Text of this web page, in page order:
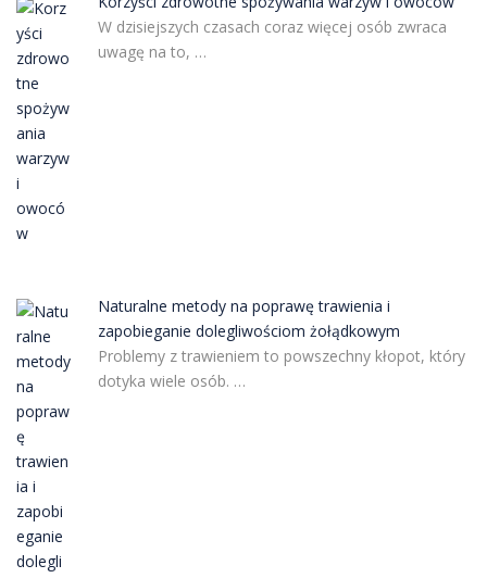
W dzisiejszych czasach coraz więcej osób zwraca
uwagę na to, …
Naturalne metody na poprawę trawienia i
zapobieganie dolegliwościom żołądkowym
Problemy z trawieniem to powszechny kłopot, który
dotyka wiele osób. …